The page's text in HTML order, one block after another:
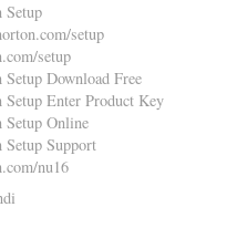
Setup
setup
setup
Setup Download Free
Setup Enter Product Key
Setup Online
Setup Support
nu16